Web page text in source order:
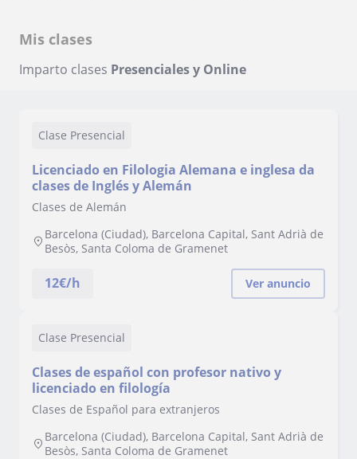
Mis clases
Imparto clases Presenciales y Online
Clase Presencial
Licenciado en Filologia Alemana e inglesa da
clases de Inglés y Alemán
Clases de Alemán
Barcelona (Ciudad), Barcelona Capital, Sant Adrià de
Besòs, Santa Coloma de Gramenet
12€/h Ver anuncio
Clase Presencial
Clases de español con profesor nativo y
licenciado en filología
Clases de Español para extranjeros
Barcelona (Ciudad), Barcelona Capital, Sant Adrià de
Besòs, Santa Coloma de Gramenet